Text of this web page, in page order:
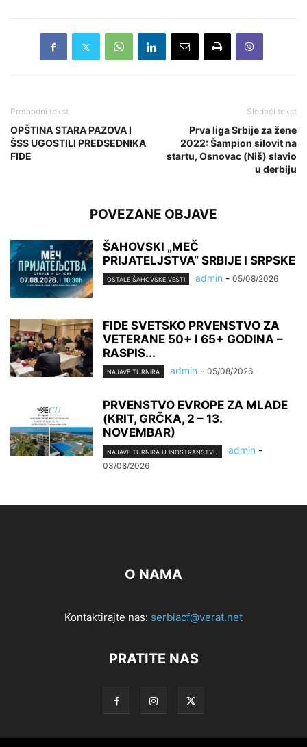
Prethodni tekst
OPŠTINA STARA PAZOVA I
ŠSS UGOSTILI PREDSEDNIKA
FIDE
Sledeći tekst
Prva liga Srbije za žene
2022: Šampion silovit na
startu, Osnovac (Niš) slavio
u derbiju
POVEZANE OBJAVE
ŠAHOVSKI „MEČ
PRIJATELJSTVA“ SRBIJE I SRPSKE
OSTALE ŠAHOVSKE VESTI admin - 05/08/2026
FIDE SVETSKO PRVENSTVO ZA
VETERANE 50+ I 65+ GODINA –
RASPIS...
NAJAVE TURNIRA admin - 05/08/2026
PRVENSTVO EVROPE ZA MLADE
(KRIT, GRČKA, 2 – 13.
NOVEMBAR)
NAJAVE TURNIRA U INOSTRANSTVU admin -
03/08/2026
O NAMA
Kontaktirajte nas: serbiacf@verat.net
PRATITE NAS